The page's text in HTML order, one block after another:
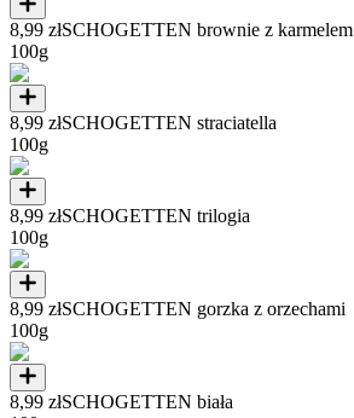
8,99 złSCHOGETTEN brownie z karmelem
100g
8,99 złSCHOGETTEN straciatella
100g
8,99 złSCHOGETTEN trilogia
100g
8,99 złSCHOGETTEN gorzka z orzechami
100g
8,99 złSCHOGETTEN biała